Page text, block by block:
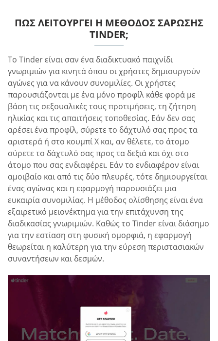
ΠΏΣ ΛΕΙΤΟΥΡΓΕΊ Η ΜΈΘΟΔΟΣ ΣΆΡΩΣΗΣ
TINDER;
Το Tinder είναι σαν ένα διαδικτυακό παιχνίδι
γνωριμιών για κινητά όπου οι χρήστες δημιουργούν
αγώνες για να κάνουν συνομιλίες. Οι χρήστες
παρουσιάζονται με ένα μόνο προφίλ κάθε φορά με
βάση τις σεξουαλικές τους προτιμήσεις, τη ζήτηση
ηλικίας και τις απαιτήσεις τοποθεσίας. Εάν δεν σας
αρέσει ένα προφίλ, σύρετε το δάχτυλό σας προς τα
αριστερά ή στο κουμπί X και, αν θέλετε, το άτομο
σύρετε το δάχτυλό σας προς τα δεξιά και όχι στο
άτομο που σας ενδιαφέρει. Εάν το ενδιαφέρον είναι
αμοιβαίο και από τις δύο πλευρές, τότε δημιουργείται
ένας αγώνας και η εφαρμογή παρουσιάζει μια
ευκαιρία συνομιλίας. Η μέθοδος ολίσθησης είναι ένα
εξαιρετικό μειονέκτημα για την επιτάχυνση της
διαδικασίας γνωριμιών. Καθώς το Tinder είναι διάσημο
για την εστίαση στη φυσική ομορφιά, η εφαρμογή
θεωρείται η καλύτερη για την εύρεση περιστασιακών
συναντήσεων και δεσμών.